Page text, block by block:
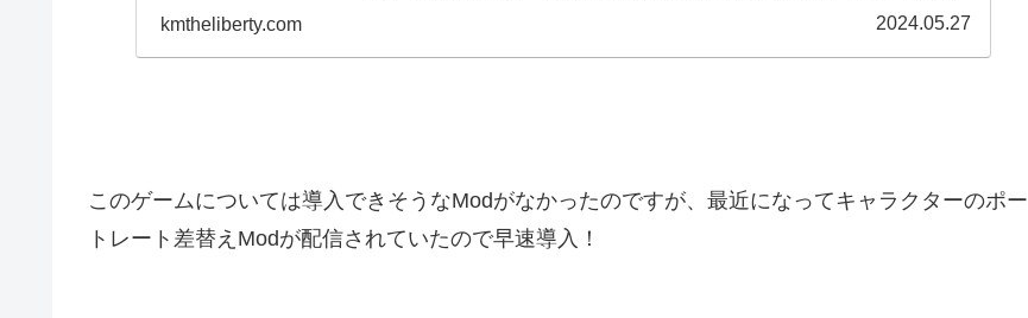
kmtheliberty.com 2024.05.27
このゲームについては導入できそうなModがなかったのですが、最近になってキャラクターのポー
トレート差替えModが配信されていたので早速導入！